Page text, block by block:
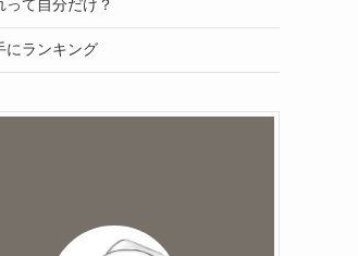
って自分だけ？
にランキング